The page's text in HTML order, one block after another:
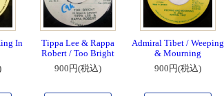
In
Tippa Lee & Rappa
Robert / Too Bright
900円(税込)
Admiral Tibet / Weeping
& Mourning
900円(税込)